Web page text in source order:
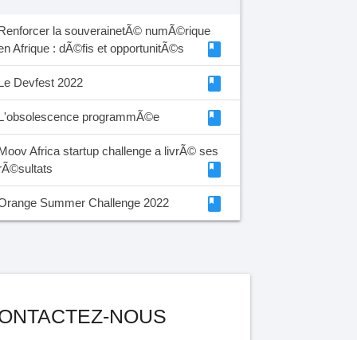
la souverainetÃ© numÃ©rique
Afrique : dÃ©fis et opportunitÃ©s
class
Devfest 2022 class
programmÃ©e class
Africa startup challenge a livrÃ© ses
class
Summer Challenge 2022 class
NOUS